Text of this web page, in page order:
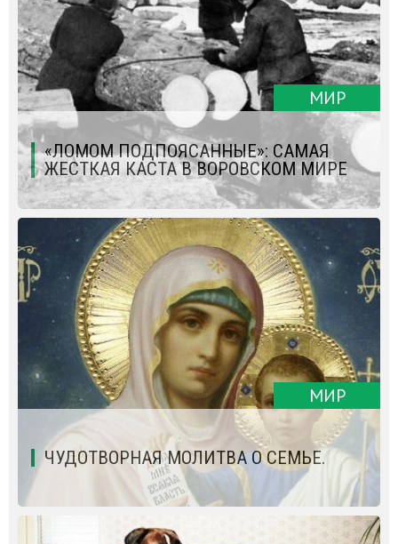
МИР
«ЛОМОМ ПОДПОЯСАННЫЕ»: САМАЯ
ЖЕСТКАЯ КАСТА В ВОРОВСКОМ МИРЕ
МИР
ЧУДОТВОРНАЯ МОЛИТВА О СЕМЬЕ.